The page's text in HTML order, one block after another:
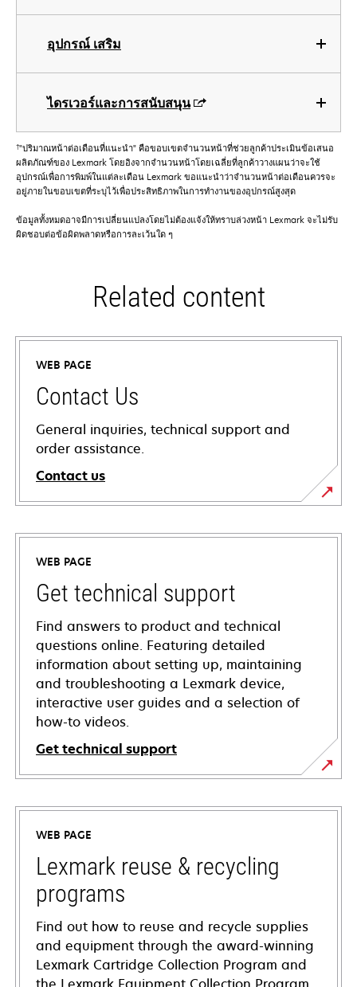
อุปกรณ์ เสริม
ไดรเวอร์และการสนับสนุน
†"ปริมาณหน้าต่อเดือนที่แนะนำ" คือขอบเขตจำนวนหน้าที่ช่วยลูกค้าประเมินข้อเสนอ
ผลิตภัณฑ์ของ Lexmark โดยอิงจากจำนวนหน้าโดยเฉลี่ยที่ลูกค้าวางแผนว่าจะใช้
อุปกรณ์เพื่อการพิมพ์ในแต่ละเดือน Lexmark ขอแนะนำว่าจำนวนหน้าต่อเดือนควรจะ
อยู่ภายในขอบเขตที่ระบุไว้เพื่อประสิทธิภาพในการทำงานของอุปกรณ์สูงสุด
ข้อมูลทั้งหมดอาจมีการเปลี่ยนแปลงโดยไม่ต้องแจ้งให้ทราบล่วงหน้า Lexmark จะไม่รับ
ผิดชอบต่อข้อผิดพลาดหรือการละเว้นใด ๆ
Related content
WEB PAGE
Contact Us
General inquiries, technical support and
order assistance.
Contact us
WEB PAGE
Get technical support
Find answers to product and technical
questions online. Featuring detailed
information about setting up, maintaining
and troubleshooting a Lexmark device,
interactive user guides and a selection of
how-to videos.
Get technical support
opens
in
new
tab
WEB PAGE
Lexmark reuse & recycling
programs
Find out how to reuse and recycle supplies
and equipment through the award-winning
Lexmark Cartridge Collection Program and